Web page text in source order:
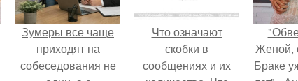
Зумеры все чаще
приходят на
собеседования не
Что означают
скобки в
сообщениях и их
Женой,
Браке